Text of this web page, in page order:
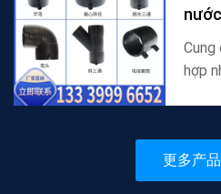
cháy...
kiện
Cung
hợp
nước
mật
更多产品